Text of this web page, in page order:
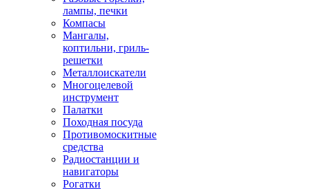
лампы, печки
Компасы
Мангалы,
коптильни, гриль-
решетки
Металлоискатели
Многоцелевой
инструмент
Палатки
Походная посуда
Противомоскитные
средства
Радиостанции и
навигаторы
Рогатки